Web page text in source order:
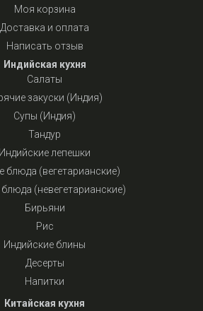
Моя корзина
Доставка и оплата
Написать отзыв
Индийская кухня
Салаты
закуски (Индия)
Супы (Индия)
Тандур
Индийские лепешки
блюда (вегетарианские)
(невегетарианские)
Бирьяни
Рис
Индийские блины
Десерты
Напитки
Китайская кухня